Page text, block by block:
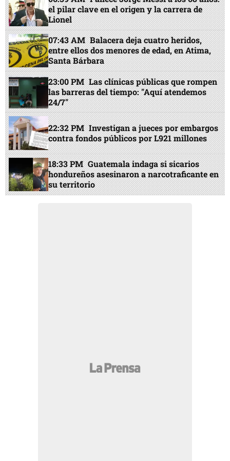
el pilar clave en el origen y la carrera de
Lionel
07:43 AM Balacera deja cuatro heridos,
entre ellos dos menores de edad, en Atima,
Santa Bárbara
23:00 PM Las clínicas públicas que rompen
las barreras del tiempo: "Aquí atendemos
24/7"
22:32 PM Investigan a jueces por embargos
contra fondos públicos por L921 millones
18:33 PM Guatemala indaga si sicarios
hondureños asesinaron a narcotraficante en
su territorio